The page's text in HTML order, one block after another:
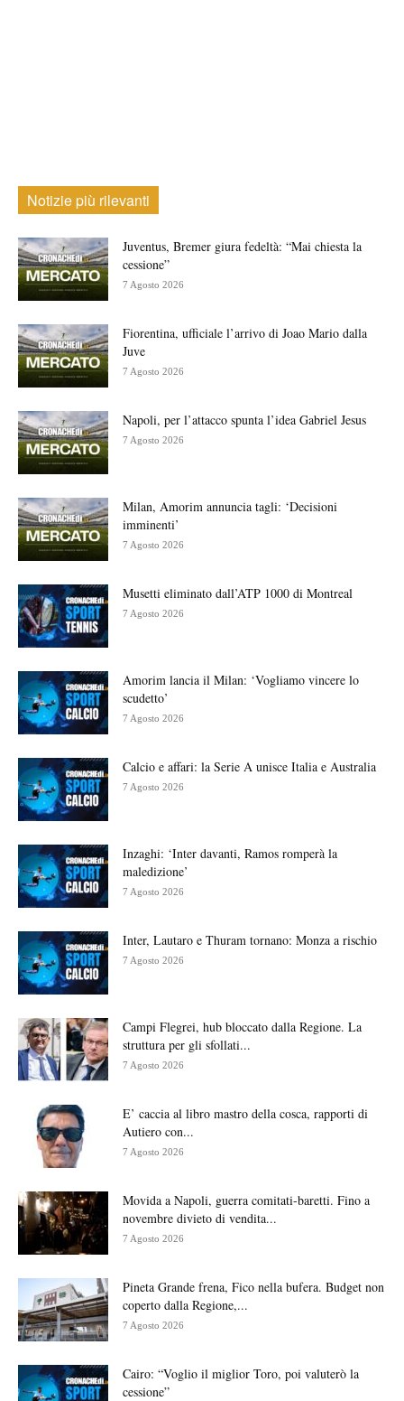
Notizie più rilevanti
Juventus, Bremer giura fedeltà: “Mai chiesta la
cessione”
7 Agosto 2026
Fiorentina, ufficiale l’arrivo di Joao Mario dalla
Juve
7 Agosto 2026
Napoli, per l’attacco spunta l’idea Gabriel Jesus
7 Agosto 2026
Milan, Amorim annuncia tagli: ‘Decisioni
imminenti’
7 Agosto 2026
Musetti eliminato dall’ATP 1000 di Montreal
7 Agosto 2026
Amorim lancia il Milan: ‘Vogliamo vincere lo
scudetto’
7 Agosto 2026
Calcio e affari: la Serie A unisce Italia e Australia
7 Agosto 2026
Inzaghi: ‘Inter davanti, Ramos romperà la
maledizione’
7 Agosto 2026
Inter, Lautaro e Thuram tornano: Monza a rischio
7 Agosto 2026
Campi Flegrei, hub bloccato dalla Regione. La
struttura per gli sfollati...
7 Agosto 2026
E’ caccia al libro mastro della cosca, rapporti di
Autiero con...
7 Agosto 2026
Movida a Napoli, guerra comitati-baretti. Fino a
novembre divieto di vendita...
7 Agosto 2026
Pineta Grande frena, Fico nella bufera. Budget non
coperto dalla Regione,...
7 Agosto 2026
Cairo: “Voglio il miglior Toro, poi valuterò la
cessione”